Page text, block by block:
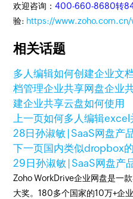
欢迎咨询：400-660-8680转
验: https://
相关话题
多人编辑如何创建企业文
档管理企业共享网盘企业
建企业共享云盘如何使用
上一页如何多人编辑excel
28日孙淑敏 | SaaS网盘产
下一页国内类似dropbox
29日孙淑敏 | SaaS网盘产
Zoho WorkDrive企业网盘是一
大奖。180多个国家的10万+企